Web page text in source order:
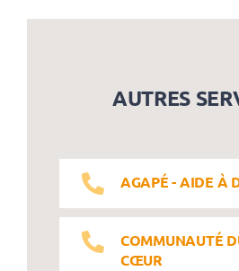
AUTRES
AGAPÉ - AIDE À
COMMUNAUTÉ
CŒUR